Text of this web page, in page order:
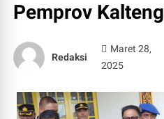
Pemprov Kalteng
Redaksi
Maret 28,
2025